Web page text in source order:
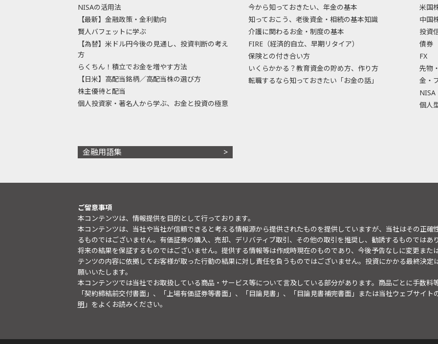
NISAの活用法
【最新】金融政策・金利動向
賢人バフェットに学ぶ
【為替】米ドル円今後の見通し、投資判断の考え
方
らくちん！積立でお金を増やす方法
【日米】高配当銘柄／高配当株の選び方
株主優待と配当
個人投資家・著名人から学ぶ、お金と投資の極意
今から知っておきたい、年金の基本
知っておこう、老後資金・相続の基本知識
介護に関わるお金・制度の基本
FIRE（経済的自立、早期リタイア）
保険との付き合い方
いくらかかる？教育資金の貯め方、作り方
転職するなら知っておきたい「お金の話」
米国
中国
投資
債券
FX
先物
金・
NISA
個人
金融用語集
ご留意事項
本コンテンツは、情報提供を目的として行っております。
本コンテンツは、当社や当社が信頼できると考える情報源から提供されたものを提供していますが、当社はその正
るものではございません。有価証券の購入、売却、デリバティブ取引、その他の取引を推奨し、勧誘するものではあ
将来の結果を保証するものではございません。提供する情報等は作成時現在のものであり、今後予告なしに変更また
テンツの内容に依拠してお客様が取った行動の結果に対し責任を負うものではございません。投資にかかる最終決
願いいたします。
本コンテンツでは当社でお取扱している商品・サービス等について言及している部分があります。商品ごとに手数料
「契約締結前交付書面」、「上場有価証券等書面」、「目論見書」、「目論見書補完書面」または当社ウェブサイト
明 」をよくお読みください。